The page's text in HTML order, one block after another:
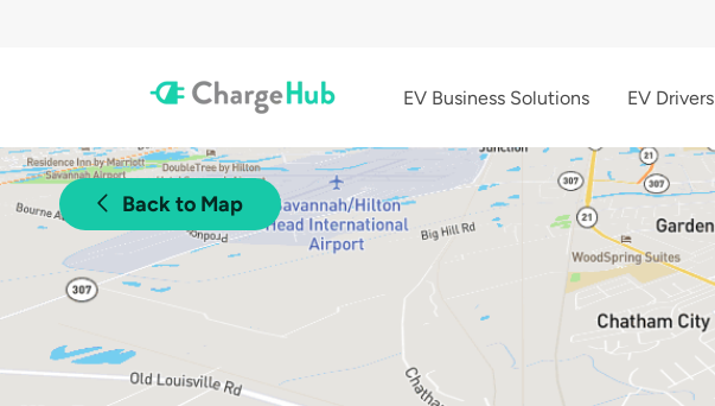
EV Business Solutions EV Drivers
Back to Map